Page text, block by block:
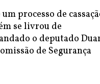
processo de
se livrou de
o deputado
de Segurança